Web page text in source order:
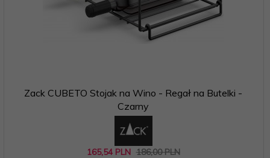
Zack CUBETO Stojak na Wino - Regał na Butelki -
Czarny
165,54 PLN 186,00 PLN